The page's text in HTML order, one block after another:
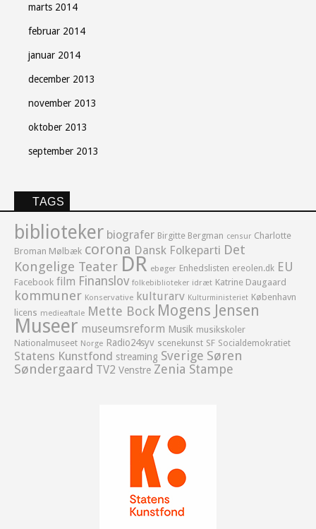
marts 2014
februar 2014
januar 2014
december 2013
november 2013
oktober 2013
september 2013
TAGS
biblioteker biografer Birgitte Bergman censur Charlotte
Broman Mølbæk corona Dansk Folkeparti Det
Kongelige Teater DR ebøger Enhedslisten ereolen.dk EU
Facebook film Finanslov folkebiblioteker idræt Katrine Daugaard
kommuner Konservative kulturarv Kulturministeriet København
licens medieaftale Mette Bock Mogens Jensen
Museer museumsreform Musik musikskoler
Nationalmuseet Norge Radio24syv scenekunst SF Socialdemokratiet
Statens Kunstfond streaming Sverige Søren
Søndergaard TV2 Venstre Zenia Stampe